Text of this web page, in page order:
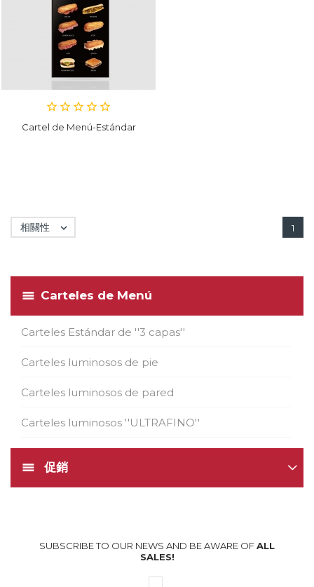
Carteles de Menú
Carteles Estándar de ''3 capas''
Carteles luminosos de pie
Carteles luminosos de pared
Carteles luminosos ''ULTRAFINO''
促銷
Cartel de Menú-Estándar
相關性  1
SUBSCRIBE TO OUR NEWS AND BE AWARE OFALL
SALES!